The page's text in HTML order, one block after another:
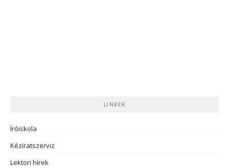
LINKEK
Íróiskola
Kéziratszerviz
Lektori hírek